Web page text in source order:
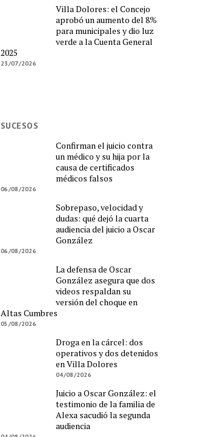
Villa Dolores: el Concejo
aprobó un aumento del 8%
para municipales y dio luz
verde a la Cuenta General
2025
23/07/2026
SUCESOS
Confirman el juicio contra
un médico y su hija por la
causa de certificados
médicos falsos
06/08/2026
Sobrepaso, velocidad y
dudas: qué dejó la cuarta
audiencia del juicio a Oscar
González
06/08/2026
La defensa de Oscar
González asegura que dos
videos respaldan su
versión del choque en
Altas Cumbres
05/08/2026
Droga en la cárcel: dos
operativos y dos detenidos
en Villa Dolores
04/08/2026
Juicio a Oscar González: el
testimonio de la familia de
Alexa sacudió la segunda
audiencia